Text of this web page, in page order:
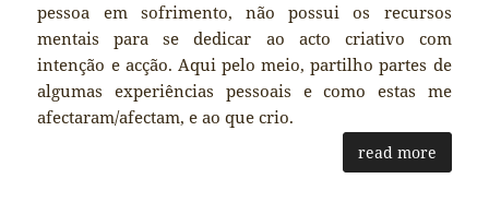
pessoa em sofrimento, não possui os recursos
mentais para se dedicar ao acto criativo com
intenção e acção. Aqui pelo meio, partilho partes de
algumas experiências pessoais e como estas me
afectaram/afectam, e ao que crio.
read more